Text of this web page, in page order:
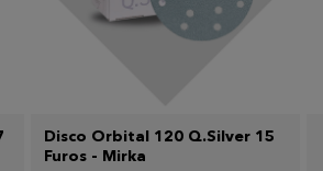
Disco Orbital 120 Q.Silver 15
Furos - Mirka